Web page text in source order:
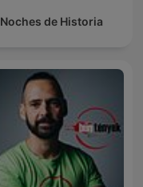
Noches de Historia